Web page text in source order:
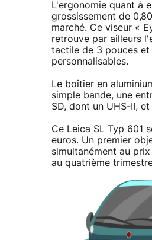
L'ergonomie quant à
grossissement de
marché. Ce viseur «
retrouve par ailleurs
tactile de 3 pouces et
personnalisables.
Le boîtier en
simple bande, une
SD, dont un UHS-II,
Ce Leica SL Typ 601
euros. Un premier
simultanément au
au quatrième